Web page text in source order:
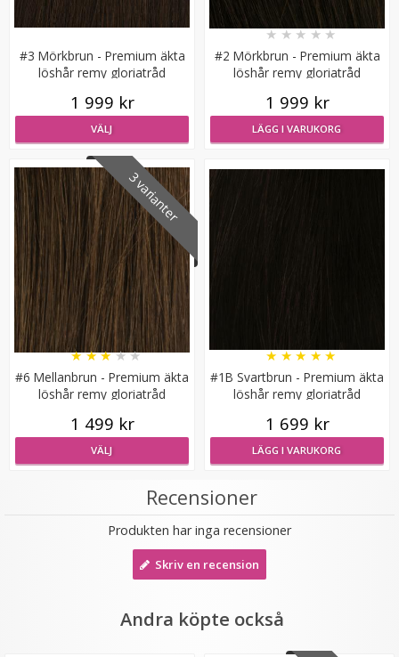
Mizzy Tangler brush - Zebramönster vit
LÄGG I VARUKORG
Mizzy Tangler brush - Blå
★★ ★★
99 kr
LÄGG I VARUKORG
#3 Mörkbrun - Premium äkta
löshår remy gloriatråd
1 999 kr
VÄLJ
#2 Mörkbrun - Premium äkta
löshår remy gloriatråd
★★★★★
1 999 kr
LÄGG I VARUKORG
3 varianter
#6 Mellanbrun - Premium äkta
löshår remy gloriatråd
★★★★★
1 499 kr
VÄLJ
#1B Svartbrun - Premium äkta
löshår remy gloriatråd
★★★★★
1 699 kr
LÄGG I VARUKORG
Recensioner
Produkten har inga recensioner
Skriv en recension
Andra köpte också